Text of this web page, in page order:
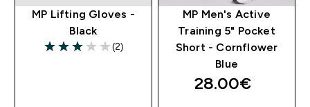
MP Lifting Gloves -
Black
3 out of 5 stars
(2)
MP Men's Active
Training 5" Pocket
Short - Cornflower
Blue
28.00€‎